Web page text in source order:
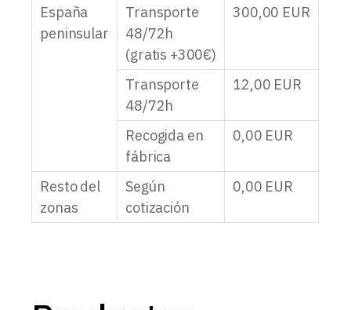
España
peninsular
Transporte
48/72h
(gratis +300€)
300,00 EUR
Transporte
48/72h
12,00 EUR
Recogida en
fábrica
0,00 EUR
Resto del
zonas
Según
cotización
0,00 EUR